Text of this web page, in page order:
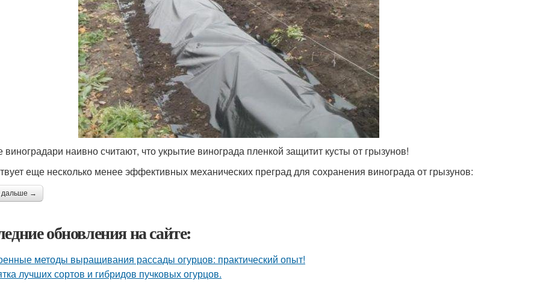
виноградари наивно считают, что укрытие винограда пленкой защитит кусты от грызунов!
еще несколько менее эффективных механических преград для сохранения винограда от грызунов:
дальше →
обновления на сайте:
методы выращивания рассады огурцов: практический опыт!
лучших сортов и гибридов пучковых огурцов.